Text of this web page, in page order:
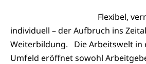
Flexibel,
individuell – der Aufbruch ins
Weiterbildung. Die Arbeitswelt in
Umfeld eröffnet sowohl